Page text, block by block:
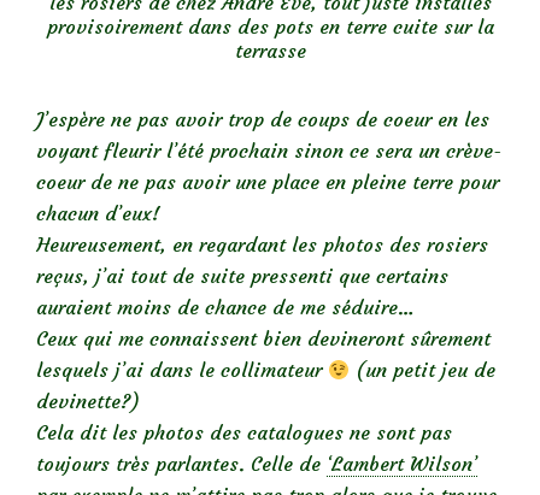
provisoirement dans des pots en terre cuite sur la
terrasse
J’espère ne pas avoir trop de coups de coeur en les
voyant fleurir l’été prochain sinon ce sera un crève-
coeur de ne pas avoir une place en pleine terre pour
chacun d’eux!
Heureusement, en regardant les photos des rosiers
reçus, j’ai tout de suite pressenti que certains
auraient moins de chance de me séduire…
Ceux qui me connaissent bien devineront sûrement
lesquels j’ai dans le collimateur
(un petit jeu de
devinette?)
Cela dit les photos des catalogues ne sont pas
toujours très parlantes. Celle de ‘Lambert Wilson’